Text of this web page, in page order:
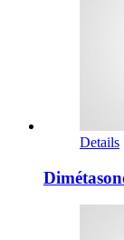
Details